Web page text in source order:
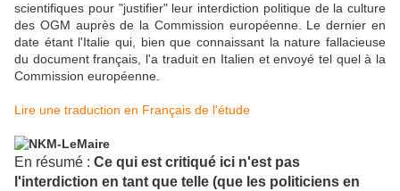
scientifiques pour "justifier" leur interdiction politique de la culture
des OGM auprès de la Commission européenne. Le dernier en
date étant l'Italie qui, bien que connaissant la nature fallacieuse
du document français, l'a traduit en Italien et envoyé tel quel à la
Commission européenne.
Lire une traduction en Français de l'étude
En résumé : Ce qui est critiqué ici n'est pas
l'interdiction en tant que telle (que les politiciens en